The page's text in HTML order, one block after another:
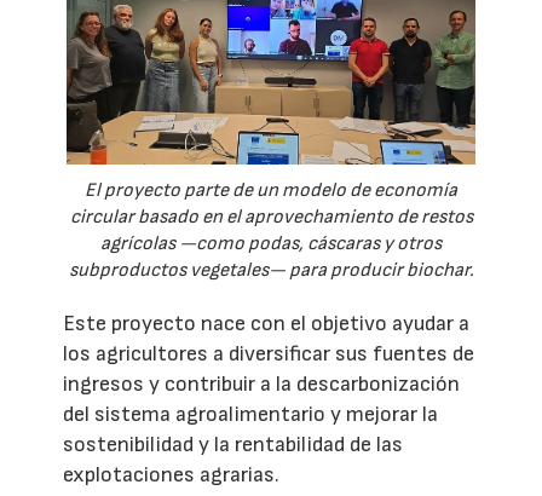
El proyecto parte de un modelo de economía
circular basado en el aprovechamiento de restos
agrícolas —como podas, cáscaras y otros
subproductos vegetales— para producir biochar.
Este proyecto nace con el objetivo ayudar a
los agricultores a diversificar sus fuentes de
ingresos y contribuir a la descarbonización
del sistema agroalimentario y mejorar la
sostenibilidad y la rentabilidad de las
explotaciones agrarias.